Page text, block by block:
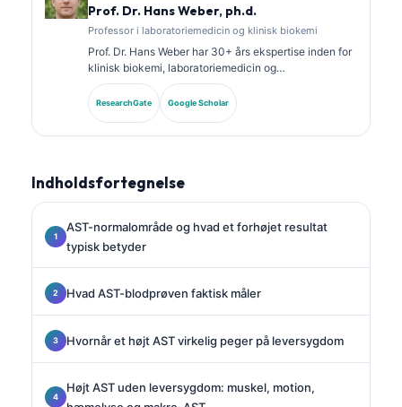
Prof. Dr. Hans Weber, ph.d.
Professor i laboratoriemedicin og klinisk biokemi
Prof. Dr. Hans Weber har 30+ års ekspertise inden for
klinisk biokemi, laboratoriemedicin og
biomarkørforskning. Tidligere præsident for det tyske
selskab for klinisk kemi, og han specialiserer sig i
analyse af diagnostiske paneler, standardisering af
ResearchGate Google Scholar
Indholdsfortegnelse
AST-normalområde og hvad et forhøjet resultat
typisk betyder
Hvad AST-blodprøven faktisk måler
Hvornår et højt AST virkelig peger på leversygdom
Højt AST uden leversygdom: muskel, motion,